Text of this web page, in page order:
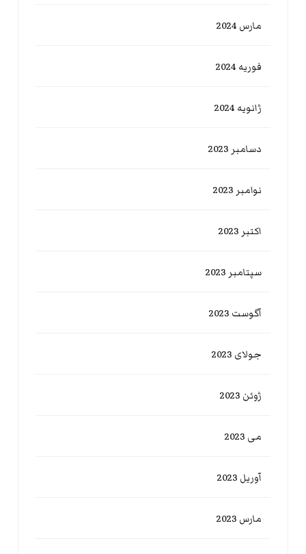
مارس 2024
فوریه 2024
ژانویه 2024
دسامبر 2023
نوامبر 2023
اکتبر 2023
سپتامبر 2023
آگوست 2023
جولای 2023
ژوئن 2023
می 2023
آوریل 2023
مارس 2023